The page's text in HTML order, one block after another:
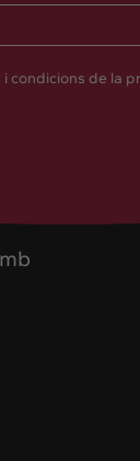
condicions de la